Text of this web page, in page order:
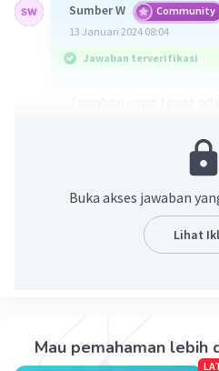
Sumber W Community
13 Januari 2024 08:04
Jawaban terverifikasi
PR
= RS x (RS + QS)
2
= 16 x (16 + QS)
400 = 256 + 16Qs
400 - 256 = 16QS
Buka akses jawaban
Lihat
Mau pemahaman lebih